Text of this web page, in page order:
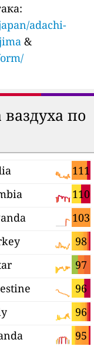
adachi-
&
по
111
110
103
98
97
96
96
95